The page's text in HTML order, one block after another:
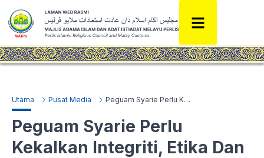
Utama Pusat Media Peguam Syarie Perlu Kekalkan Integriti, Etika Dan Komited – Raja Muda
Peguam Syarie Perlu
Kekalkan Integriti, Etika Dan